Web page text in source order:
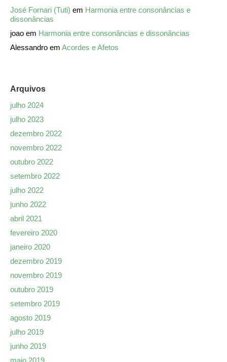
José Fornari (Tuti) em Harmonia entre consonâncias e
dissonâncias
joao em Harmonia entre consonâncias e dissonâncias
Alessandro em Acordes e Afetos
Arquivos
julho 2024
julho 2023
dezembro 2022
novembro 2022
outubro 2022
setembro 2022
julho 2022
junho 2022
abril 2021
fevereiro 2020
janeiro 2020
dezembro 2019
novembro 2019
outubro 2019
setembro 2019
agosto 2019
julho 2019
junho 2019
maio 2019